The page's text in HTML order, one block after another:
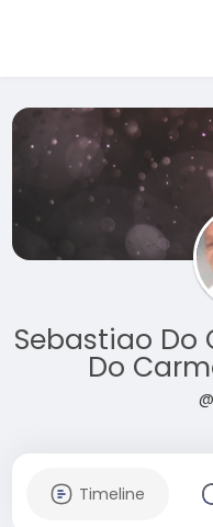
Sebastiao Do
Do
Timeline